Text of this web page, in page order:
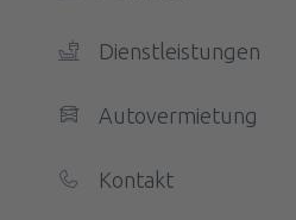
Dienstleistungen
Autovermietung
Kontakt